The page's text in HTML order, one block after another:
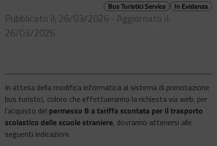
Bus Turistici Service In Evidenza
Pubblicato il: 26/03/2026 - Aggiornato il:
26/03/2026
In attesa della modifica informatica al sistema di prenotazione
bus turistici, coloro che effettueranno la richiesta via web, per
l’acquisto del permesso B a tariffa scontata per il trasporto
scolastico delle scuole straniere, dovranno attenersi alle
seguenti indicazioni: